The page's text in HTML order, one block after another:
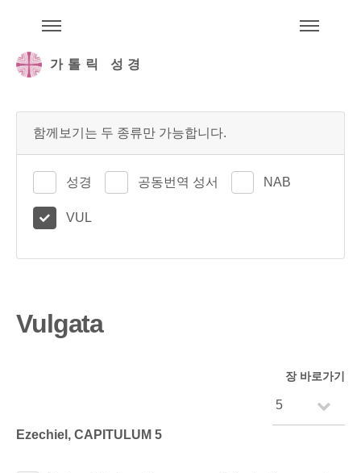
가톨릭 성경
함께보기는 두 종류만 가능합니다.
성경 공동번역 성서 NAB
VUL
Vulgata
장 바로가기
Ezechiel, CAPITULUM 5